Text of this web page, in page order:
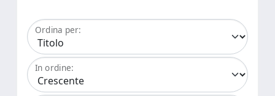
Ordina per:
In ordine: